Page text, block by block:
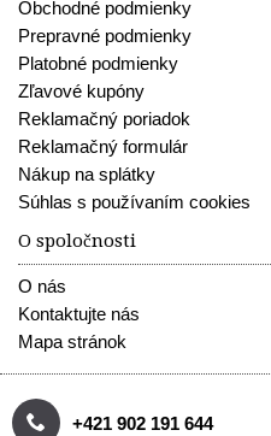
Obchodné podmienky
Prepravné podmienky
Platobné podmienky
Zľavové kupóny
Reklamačný poriadok
Reklamačný formulár
Nákup na splátky
Súhlas s používaním cookies
O spoločnosti
O nás
Kontaktujte nás
Mapa stránok
+421 902 191 644